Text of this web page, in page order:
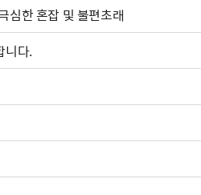
심한 혼잡 및 불편초래
니다.